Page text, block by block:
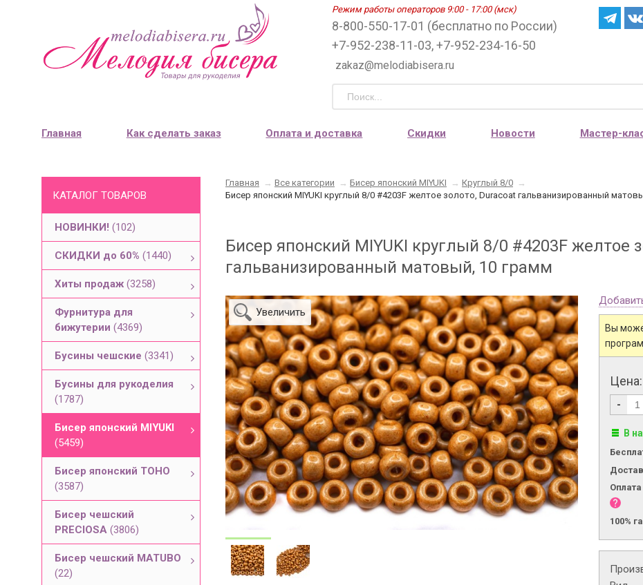
Режим работы операторов 9:00 - 17:00 (мск)
8-800-550-17-01 (бесплатно по России)
+7-952-238-11-03, +7-952-234-16-50
zakaz@melodiabisera.ru
Главная Как сделать заказ Оплата и доставка Скидки Новости Мастер-
КАТАЛОГ ТОВАРОВ
НОВИНКИ! (102)
СКИДКИ до 60% (1440)
Хиты продаж (3258)
Фурнитура для
бижутерии (4369)
Бусины чешские (3341)
Бусины для рукоделия
(1787)
Бисер японский MIYUKI
(5459)
Бисер японский TOHO
(3587)
Бисер чешский
PRECIOSA (3806)
Бисер чешский MATUBO
(22)
Главная → Все категории → Бисер японский MIYUKI → Круглый 8/0 →
Бисер японский MIYUKI круглый 8/0 #4203F желтое золото, Duracoat гальванизированный
Бисер японский MIYUKI круглый 8/0 #4203F желтое
гальванизированный матовый, 10 грамм
Увеличить
Вы
Цена:
-
В
100%